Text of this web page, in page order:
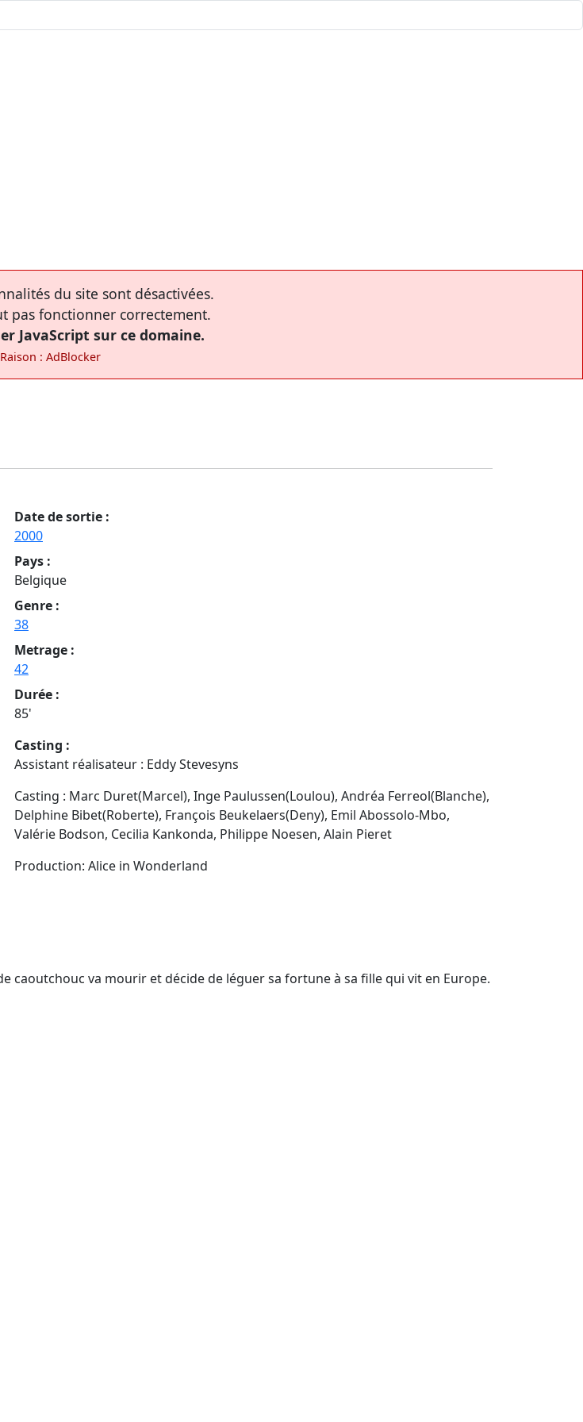
du site sont désactivées.
pas fonctionner correctement.
JavaScript sur ce domaine.
Raison : AdBlocker
Date de sortie :
2000
Pays :
Belgique
Genre :
38
Metrage :
42
Durée :
85'
Casting :
Assistant réalisateur : Eddy Stevesyns
Casting : Marc Duret(Marcel), Inge Paulussen(Loulou), Andréa Ferreol(Blanche),
Delphine Bibet(Roberte), François Beukelaers(Deny), Emil Abossolo-Mbo,
Valérie Bodson, Cecilia Kankonda, Philippe Noesen, Alain Pieret
Production: Alice in Wonderland
caoutchouc va mourir et décide de léguer sa fortune à sa fille qui vit en Europe.